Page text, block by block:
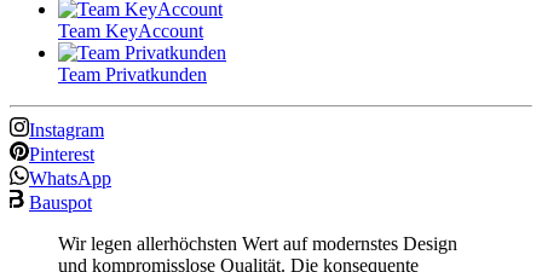
Team KeyAccount
Team Privatkunden
Instagram
Pinterest
WhatsApp
Bauspot
Wir legen allerhöchsten Wert auf modernstes Design
und kompromisslose Qualität. Die konsequente